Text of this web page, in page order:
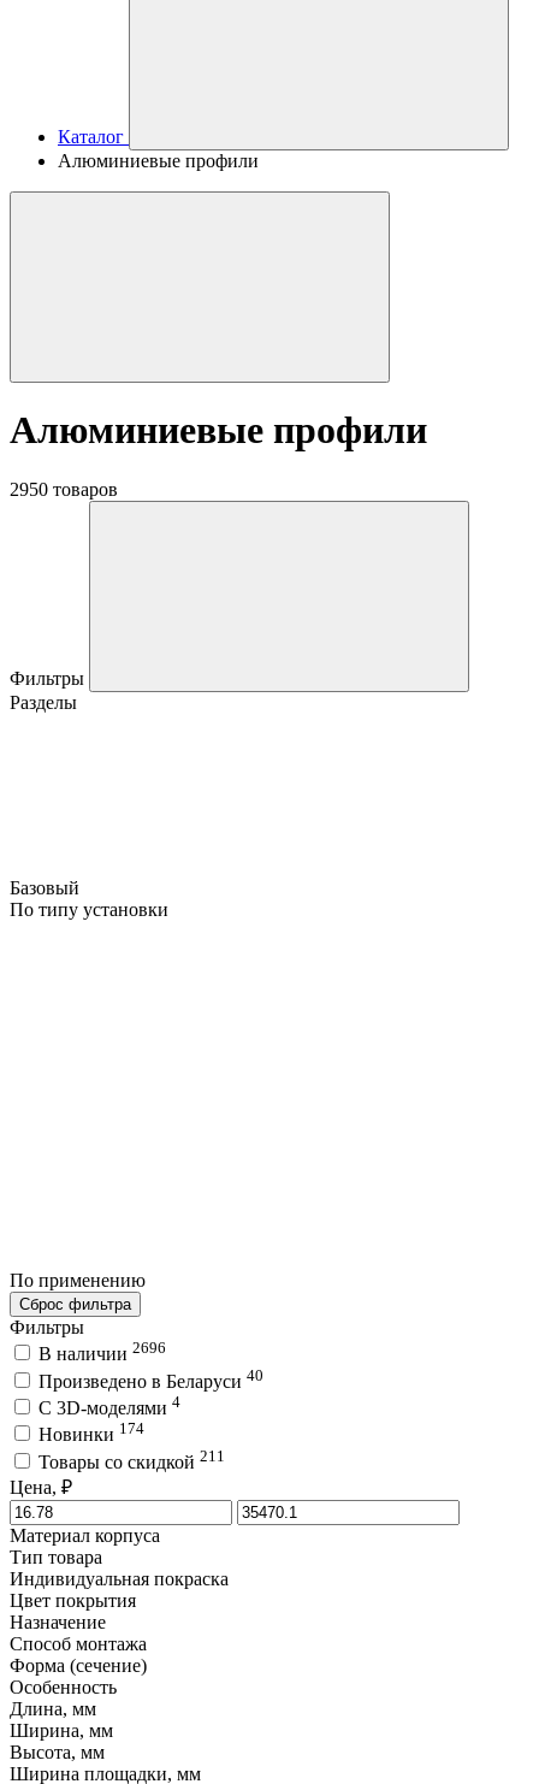
Каталог
Алюминиевые профили
Алюминиевые профили
2950 товаров
Фильтры
Разделы
Базовый
По типу установки
По применению
Сброс фильтра
Фильтры
В наличии 2696
Произведено в Беларуси 40
C 3D-моделями 4
Новинки 174
Товары со скидкой 211
Цена, ₽
Материал корпуса
Тип товара
Индивидуальная покраска
Цвет покрытия
Назначение
Способ монтажа
Форма (сечение)
Особенность
Длина, мм
Ширина, мм
Высота, мм
Ширина площадки, мм